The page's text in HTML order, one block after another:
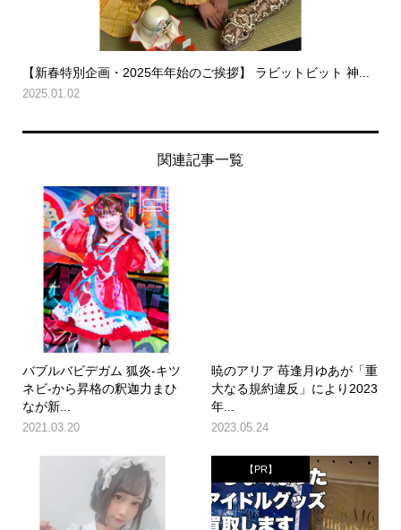
【新春特別企画・2025年年始のご挨拶】 ラビットビット 神...
2025.01.02
関連記事一覧
バブルバビデガム 狐炎-キツ
ネビ-から昇格の釈迦力まひ
なが新...
2021.03.20
暁のアリア 苺逢月ゆあが「重
大なる規約違反」により2023
年...
2023.05.24
【PR】